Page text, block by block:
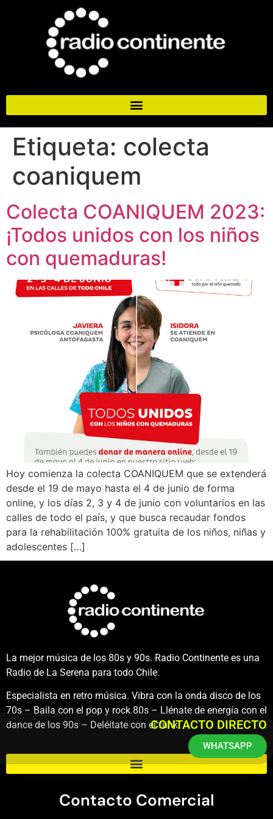
Etiqueta: colecta
coaniquem
Colecta COANIQUEM 2023:
¡Todos unidos con los niños
con quemaduras!
Hoy comienza la colecta COANIQUEM que se extenderá
desde el 19 de mayo hasta el 4 de junio de forma
online, y los días 2, 3 y 4 de junio con voluntarios en las
calles de todo el país, y que busca recaudar fondos
para la rehabilitación 100% gratuita de los niños, niñas y
adolescentes […]
La mejor música de los 80s y 90s. Radio Continente es una
Radio de La Serena para todo Chile.
Especialista en retro música. Vibra con la onda disco de los
70s – Baila con el pop y rock 80s – Llénate de energía con el
dance de los 90s – Deléitate con el funk.
Contacto Comercial
CONTACTO DIRECTO
WHATSAPP